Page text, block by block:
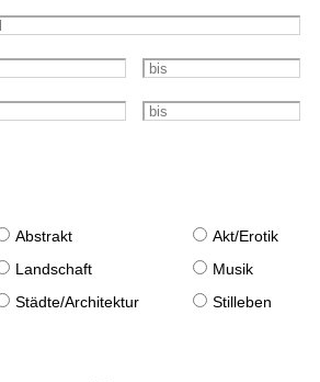
Abstrakt Akt/Erotik
Landschaft Musik
Städte/Architektur Stilleben